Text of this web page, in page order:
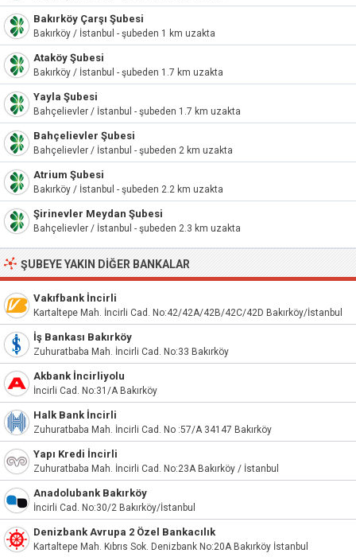
Bakırköy Çarşı Şubesi
Bakırköy / İstanbul - şubeden 1 km uzakta
Ataköy Şubesi
Bakırköy / İstanbul - şubeden 1.7 km uzakta
Yayla Şubesi
Bahçelievler / İstanbul - şubeden 1.7 km uzakta
Bahçelievler Şubesi
Bahçelievler / İstanbul - şubeden 2 km uzakta
Atrium Şubesi
Bakırköy / İstanbul - şubeden 2.2 km uzakta
Şirinevler Meydan Şubesi
Bahçelievler / İstanbul - şubeden 2.3 km uzakta
ŞUBEYE YAKIN DIĞER BANKALAR
Vakıfbank İncirli
Kartaltepe Mah. İncirli Cad. No:42/42A/42B/42C/42D Bakırköy/İstanbul
İş Bankası Bakırköy
Zuhuratbaba Mah. İncirli Cad. No:33 Bakırköy
Akbank İncirliyolu
İncirli Cad. No:31/A Bakırköy
Halk Bank İncirli
Zuhuratbaba Mah. İncirli Cad. No :57/A 34147 Bakırköy
Yapı Kredi İncirli
Zuhuratbaba Mah. İncirli Cad. No:23A Bakırköy / İstanbul
Anadolubank Bakırköy
İncirli Cad. No:30/2 Bakırköy/İstanbul
Denizbank Avrupa 2 Özel Bankacılık
Kartaltepe Mah. Kıbrıs Sok. Denizbank No:20A Bakırköy İstanbul